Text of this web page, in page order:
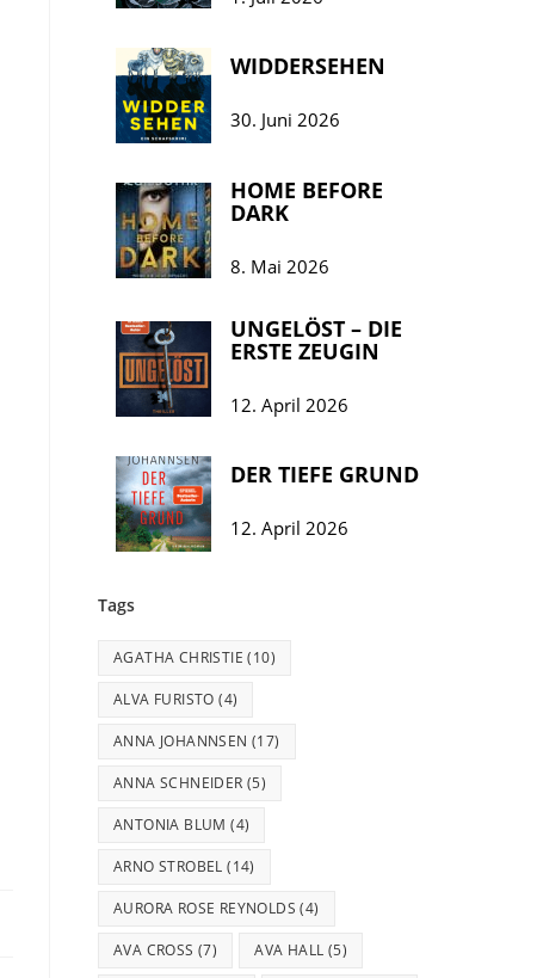
WIDDERSEHEN
30. Juni 2026
HOME BEFORE
DARK
8. Mai 2026
UNGELÖST – DIE
ERSTE ZEUGIN
12. April 2026
DER TIEFE GRUND
12. April 2026
Tags
AGATHA CHRISTIE (10)
ALVA FURISTO (4)
ANNA JOHANNSEN (17)
ANNA SCHNEIDER (5)
ANTONIA BLUM (4)
ARNO STROBEL (14)
AURORA ROSE REYNOLDS (4)
AVA CROSS (7) AVA HALL (5)